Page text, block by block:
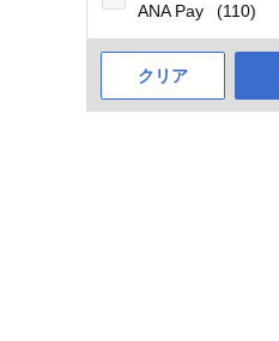
ANA Pay
(110)
クリア